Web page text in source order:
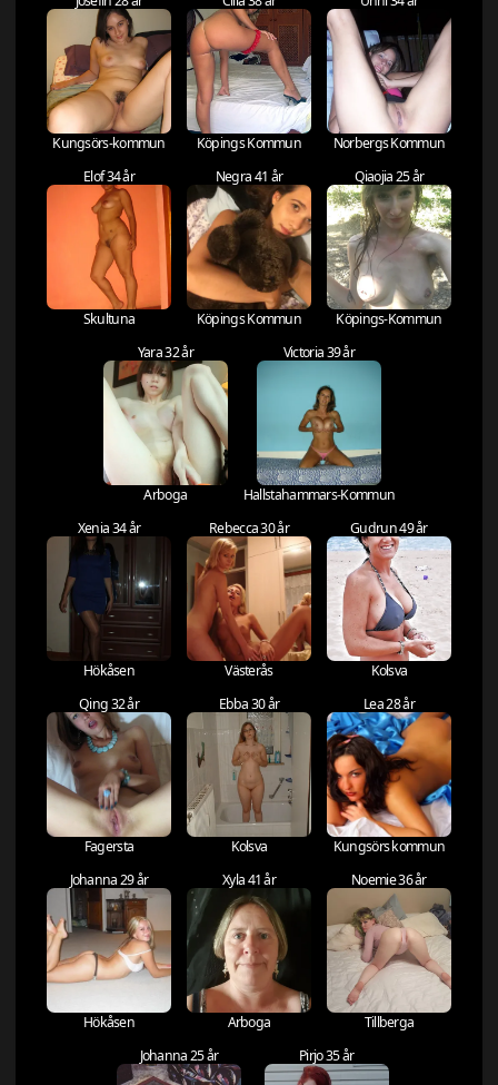
Kungsörs-kommun Köpings Kommun
Norbergs Kommun
Elof 34 år
Skultuna
Negra 41 år
Köpings Kommun
Qiaojia 25 år
Köpings-Kommun
Yara 32 år
Arboga
Victoria 39 år
Hallstahammars-Kommun
Xenia 34 år
Hökåsen
Rebecca 30 år
Västerås
Gudrun 49 år
Kolsva
Qing 32 år
Fagersta
Ebba 30 år
Kolsva
Lea 28 år
Kungsörs kommun
Johanna 29 år
Hökåsen
Xyla 41 år
Arboga
Noemie 36 år
Tillberga
Johanna 25 år
Pirjo 35 år